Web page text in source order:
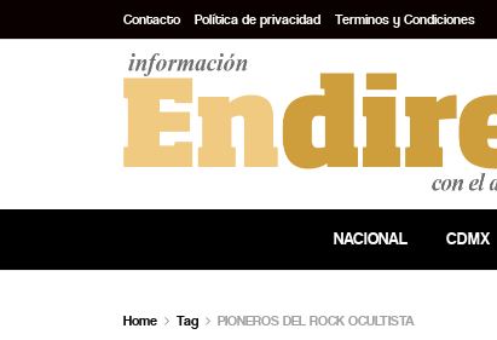
Contacto Política de privacidad Terminos y Condiciones
NACIONAL CDMX
Home Tag PIONEROS DEL ROCK OCULTISTA